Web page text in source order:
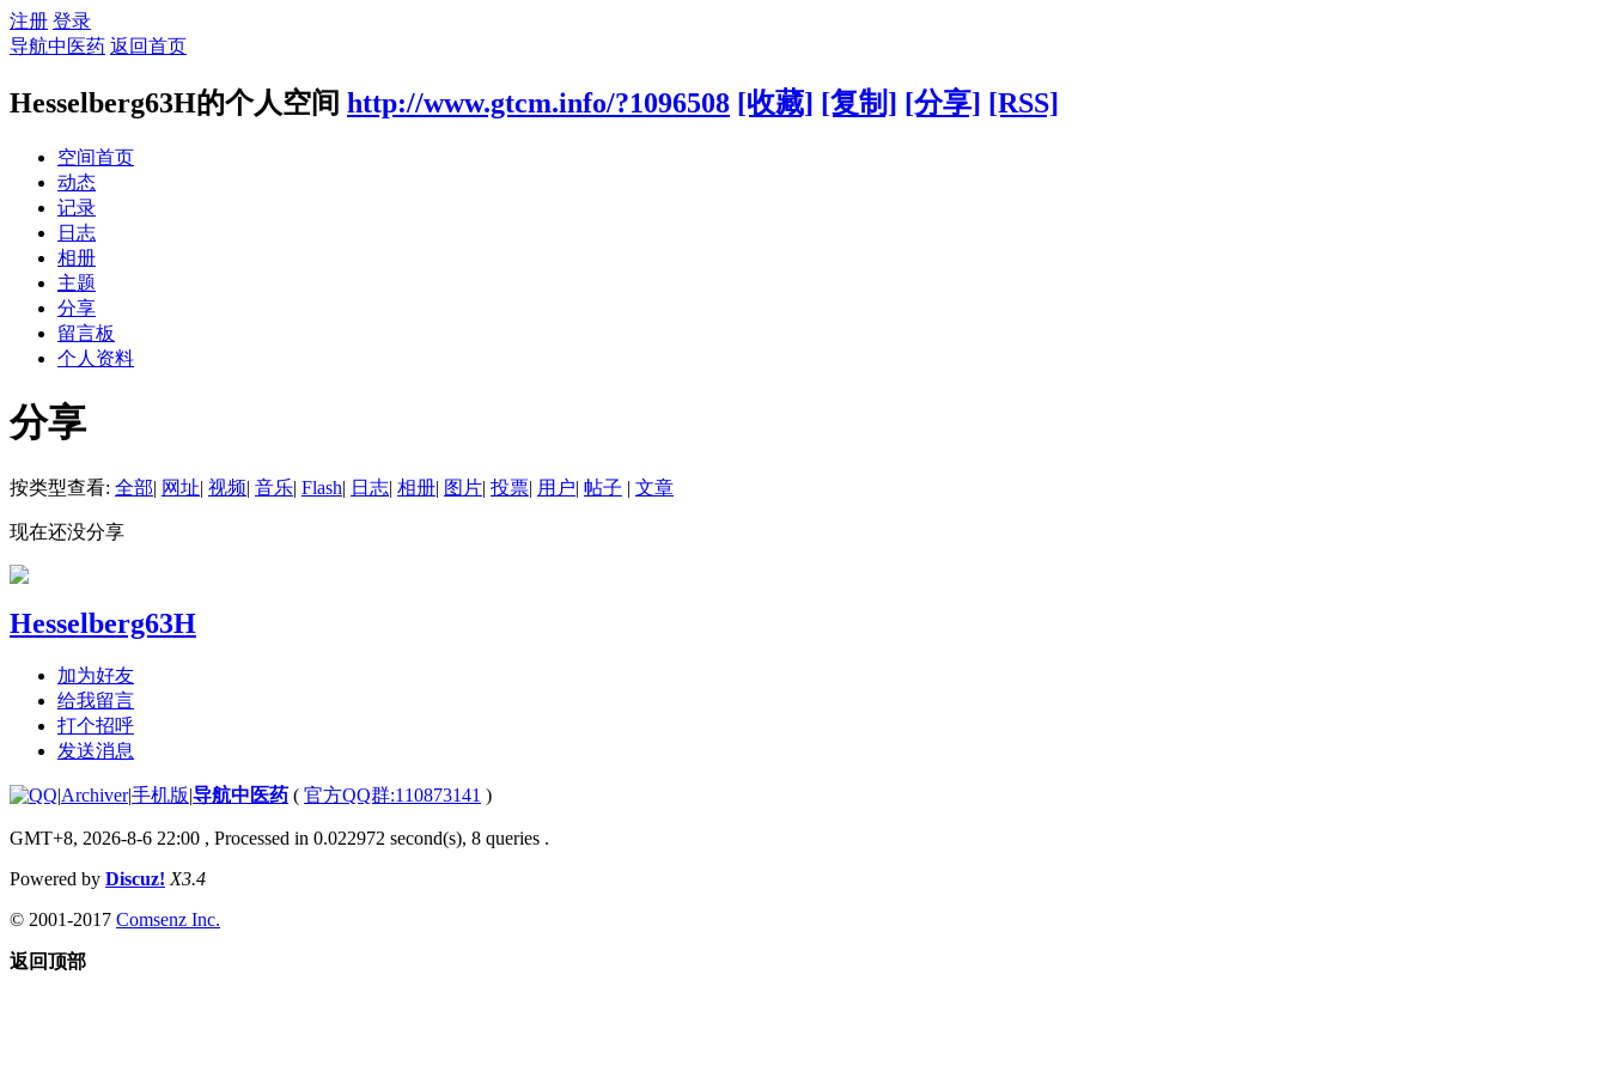
注册 登录
导航中医药 返回首页
Hesselberg63H的个人空间 http://www.gtcm.info/?1096508 [收藏] [复制] [分享] [RSS]
空间首页
动态
记录
日志
相册
主题
分享
留言板
个人资料
分享
按类型查看: 全部| 网址| 视频| 音乐| Flash| 日志| 相册| 图片| 投票| 用户| 帖子 | 文章
现在还没分享
Hesselberg63H
加为好友
给我留言
打个招呼
发送消息
|Archiver|手机版|导航中医药 ( 官方QQ群:110873141 )
GMT+8, 2026-8-6 22:00 , Processed in 0.022972 second(s), 8 queries .
Powered by Discuz! X3.4
© 2001-2017 Comsenz Inc.
返回顶部